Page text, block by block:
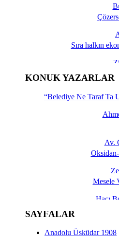
Sıra halkın
KONUK YAZARLAR
“Belediye Ne Taraf Ta
Av.
Mesele
Hacı
SAYFALAR
Anadolu Üsküdar 1908